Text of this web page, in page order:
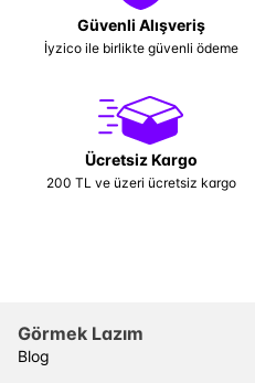
Güvenli Alışveriş
İyzico ile birlikte güvenli ödeme
Ücretsiz Kargo
200 TL ve üzeri ücretsiz kargo
Görmek Lazım
Blog